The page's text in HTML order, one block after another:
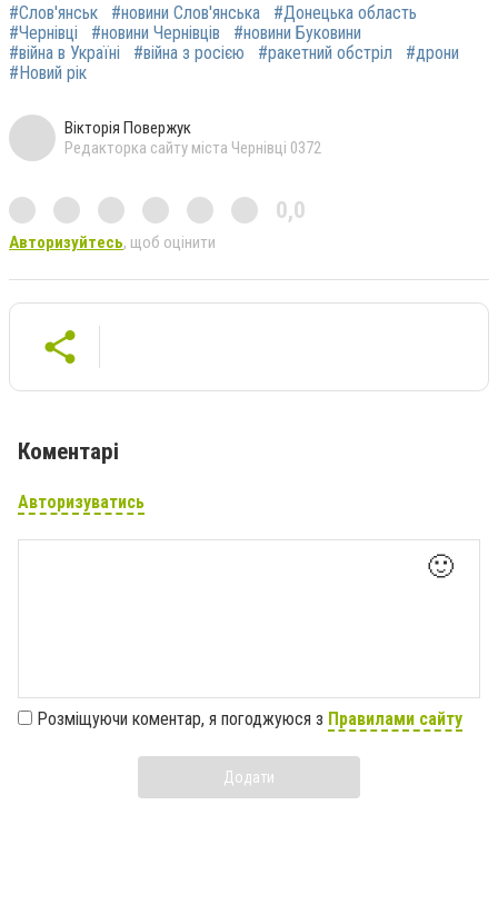
#Слов'янськ #новини Слов'янська
#Донецька область
#Чернівці
#новини Чернівців
#новини Буковини
#війна в Україні
#війна з росією #ракетний обстріл
#дрони
#Новий рік
Вікторія Повержук
Редакторка сайту міста Чернівці 0372
0,0
Авторизуйтесь, щоб оцінити
Коментарі
Авторизуватись
🙂
Розміщуючи коментар, я погоджуюся з Правилами сайту
Додати